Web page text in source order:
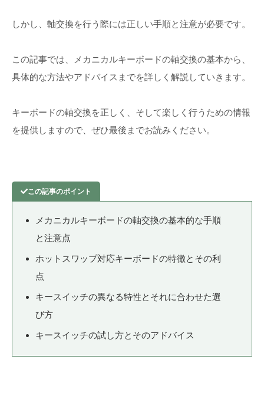
しかし、軸交換を行う際には正しい手順と注意が必要です。
この記事では、メカニカルキーボードの軸交換の基本から、
具体的な方法やアドバイスまでを詳しく解説していきます。
キーボードの軸交換を正しく、そして楽しく行うための情報
を提供しますので、ぜひ最後までお読みください。
メカニカルキーボードの軸交換の基本的な手順
と注意点
ホットスワップ対応キーボードの特徴とその利
点
キースイッチの異なる特性とそれに合わせた選
び方
キースイッチの試し方とそのアドバイス